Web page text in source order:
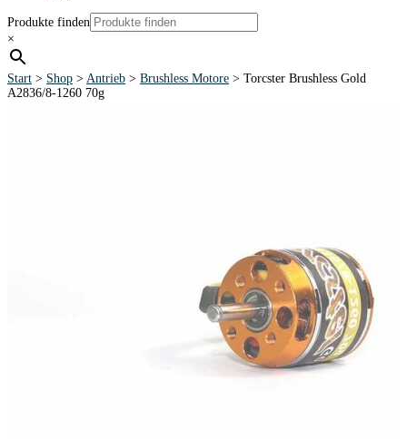
Produkte finden
×
Start > Shop > Antrieb > Brushless Motore > Torcster Brushless Gold
A2836/8-1260 70g